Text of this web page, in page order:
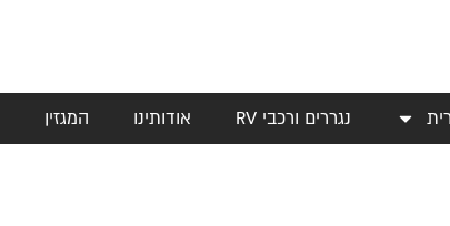
נגררים ורכבי RV אודותינו המגזין